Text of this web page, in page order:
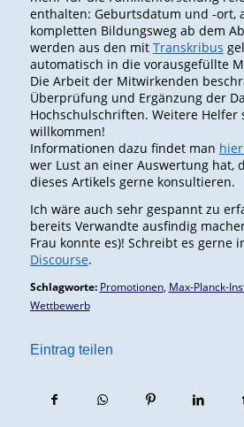
enthalten: Geburtsdatum und -ort,
kompletten Bildungsweg ab dem
werden aus den mit Transkribus
automatisch in die vorausgefüllte
Die Arbeit der Mitwirkenden
Überprüfung und Ergänzung der
Hochschulschriften. Weitere Helfer
willkommen!
Informationen dazu findet man
wer Lust an einer Auswertung hat,
dieses Artikels gerne konsultieren.
Ich wäre auch sehr gespannt zu
bereits Verwandte ausfindig
Frau konnte es)! Schreibt es gerne
Discourse.
Schlagworte: Promotionen, Max-Planck-
Wettbewerb
Eintrag teilen